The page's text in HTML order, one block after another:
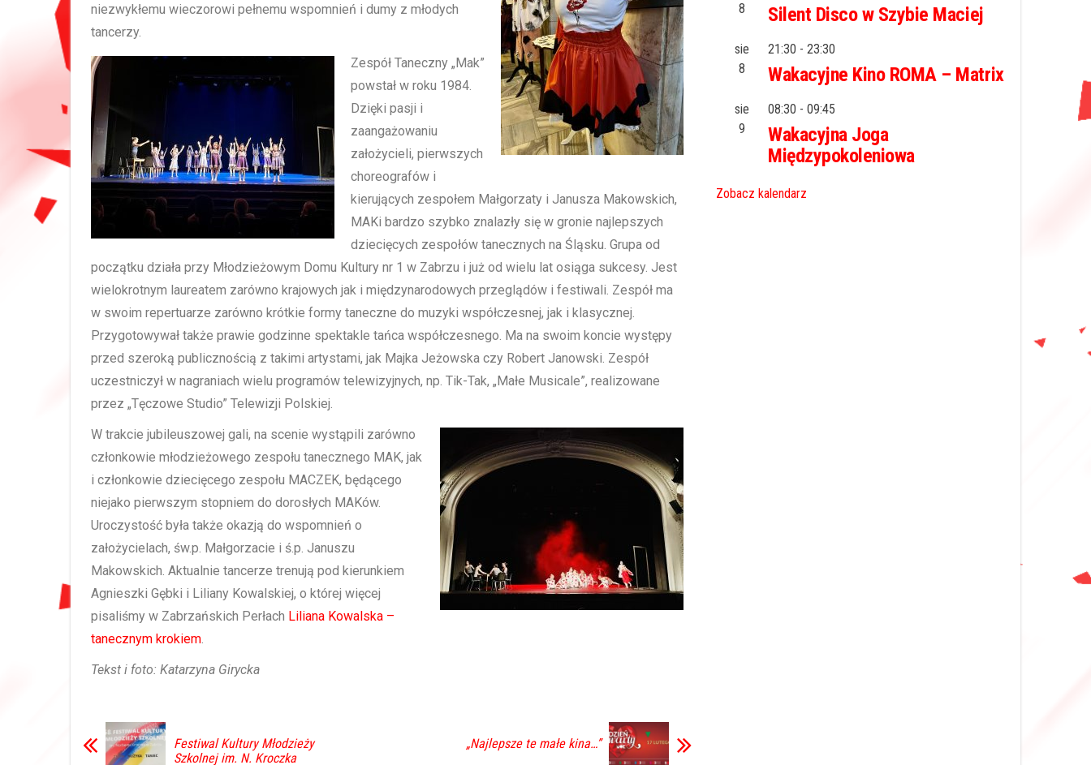
niezwykłemu wieczorowi pełnemu wspomnień i dumy z młodych
tancerzy.
Zespół Taneczny „Mak”
powstał w roku 1984.
Dzięki pasji i
zaangażowaniu
założycieli, pierwszych
choreografów i
kierujących zespołem Małgorzaty i Janusza Makowskich,
MAKi bardzo szybko znalazły się w gronie najlepszych
dziecięcych zespołów tanecznych na Śląsku. Grupa od
początku działa przy Młodzieżowym Domu Kultury nr 1 w Zabrzu i już od wielu lat osiąga sukcesy. Jest
wielokrotnym laureatem zarówno krajowych jak i międzynarodowych przeglądów i festiwali. Zespół ma
w swoim repertuarze zarówno krótkie formy taneczne do muzyki współczesnej, jak i klasycznej.
Przygotowywał także prawie godzinne spektakle tańca współczesnego. Ma na swoim koncie występy
przed szeroką publicznością z takimi artystami, jak Majka Jeżowska czy Robert Janowski. Zespół
uczestniczył w nagraniach wielu programów telewizyjnych, np. Tik-Tak, „Małe Musicale”, realizowane
przez „Tęczowe Studio” Telewizji Polskiej.
W trakcie jubileuszowej gali, na scenie wystąpili zarówno
członkowie młodzieżowego zespołu tanecznego MAK, jak
i członkowie dziecięcego zespołu MACZEK, będącego
niejako pierwszym stopniem do dorosłych MAKów.
Uroczystość była także okazją do wspomnień o
założycielach, św.p. Małgorzacie i ś.p. Januszu
Makowskich. Aktualnie tancerze trenują pod kierunkiem
Agnieszki Gębki i Liliany Kowalskiej, o której więcej
pisaliśmy w Zabrzańskich Perłach Liliana Kowalska –
tanecznym krokiem.
Tekst i foto: Katarzyna Girycka
Festiwal Kultury Młodzieży
Szkolnej im. N. Kroczka
„Najlepsze te małe kina…”
8
Silent Disco w Szybie Maciej
sie
8
21:30 - 23:30
Wakacyjne Kino ROMA – Matrix
sie
9
08:30 - 09:45
Wakacyjna Joga
Międzypokoleniowa
Zobacz kalendarz